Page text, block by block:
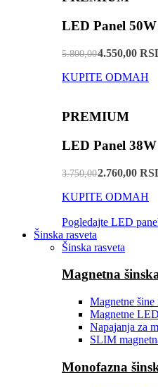
LED Panel
5.800,004.550,00
KUPITE ODMAH
PREMIUM
LED Panel
3.750,002.760,00
KUPITE ODMAH
Pogledajte LED
Šinska rasveta
Šinska rasveta
Magnetna
Magnetne šine
Magnetne
Napajanja za
SLIM
Monofazna